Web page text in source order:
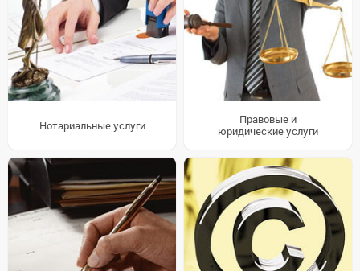
Нотариальные услуги
Правовые и
юридические услуги